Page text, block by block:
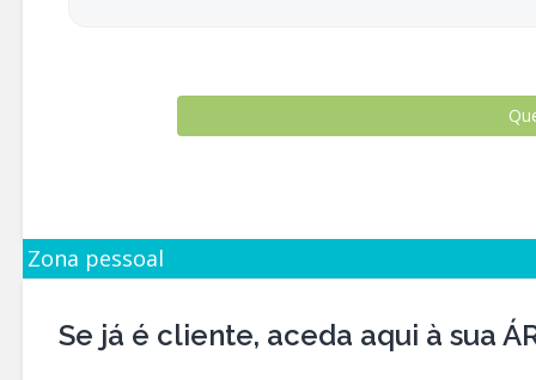
Zona pessoal
Se já é cliente, aceda aqui à sua